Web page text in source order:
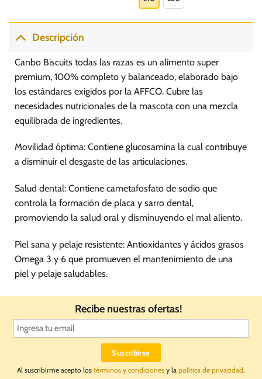
múltiples
pueden
elegir
en
de
Descripción
Canbo Biscuits todas las razas es un alimento super
premium, 100% completo y balanceado, elaborado bajo
los estándares exigidos por la AFFCO. Cubre las
necesidades nutricionales de la mascota con una mezcla
equilibrada de ingredientes.
Movilidad óptima: Contiene glucosamina la cual contribuye
a disminuir el desgaste de las articulaciones.
Salud dental: Contiene cametafosfato de sodio que
controla la formación de placa y sarro dental,
promoviendo la salud oral y disminuyendo el mal aliento.
Piel sana y pelaje resistente: Antioxidantes y ácidos grasos
Omega 3 y 6 que promueven el mantenimiento de una
piel y pelaje saludables.
Recibe nuestras ofertas!
Al suscribirme acepto los términos y condiciones y la política de privacidad.